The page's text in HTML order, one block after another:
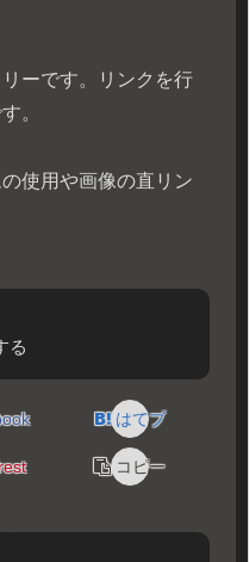
ーです。リンクを行
。
使用や画像の直リン
る
はてブ
コピー